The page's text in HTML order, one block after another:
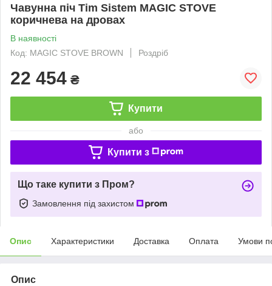
Чавунна піч Tim Sistem MAGIC STOVE
коричнева на дровах
В наявності
Код: MAGIC STOVE BROWN
Роздріб
22 454 ₴
Купити
або
Купити з
Що таке купити з Пром?
Замовлення під захистом
Опис Характеристики Доставка Оплата Умови
Опис